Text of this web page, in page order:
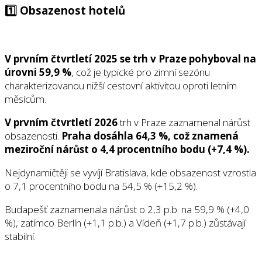
1️⃣ Obsazenost hotelů
V prvním čtvrtletí 2025 se trh v Praze pohyboval na
úrovni 59,9 %, což je typické pro zimní sezónu
charakterizovanou nižší cestovní aktivitou oproti letním
měsícům.
V prvním čtvrtletí 2026trh v Praze zaznamenal nárůst
obsazenosti. Praha dosáhla 64,3 %, což znamená
meziroční nárůst o 4,4 procentního bodu (+7,4 %).
Nejdynamičtěji se vyvíjí Bratislava, kde obsazenost vzrostla
o 7,1 procentního bodu na 54,5 % (+15,2 %).
Budapešť zaznamenala nárůst o 2,3 p.b. na 59,9 % (+4,0
%), zatímco Berlín (+1,1 p.b.) a Vídeň (+1,7 p.b.) zůstávají
stabilní.